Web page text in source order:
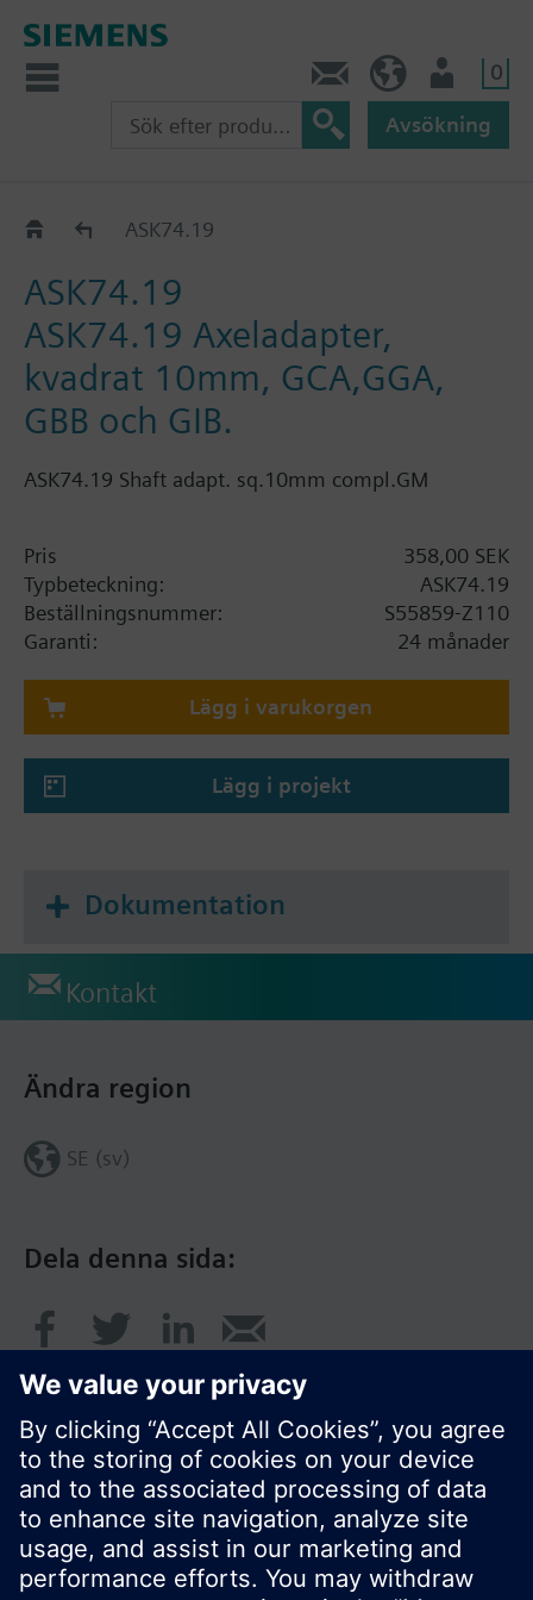
0
Avsökning
Accessories for GBB..1E
ASK74.19
ASK74.19
ASK74.19 Axeladapter,
kvadrat 10mm, GCA,GGA,
GBB och GIB.
ASK74.19 Shaft adapt. sq.10mm compl.GM
Pris
358,00 SEK
Typbeteckning:
ASK74.19
Beställningsnummer:
S55859-Z110
Garanti:
24 månader
Lägg i varukorgen
Lägg i projekt
Dokumentation
Kontakt
Dela denna sida:
Ändra region
SE (sv)
© Siemens AB, Building Technologies Division,
CPS - 2017